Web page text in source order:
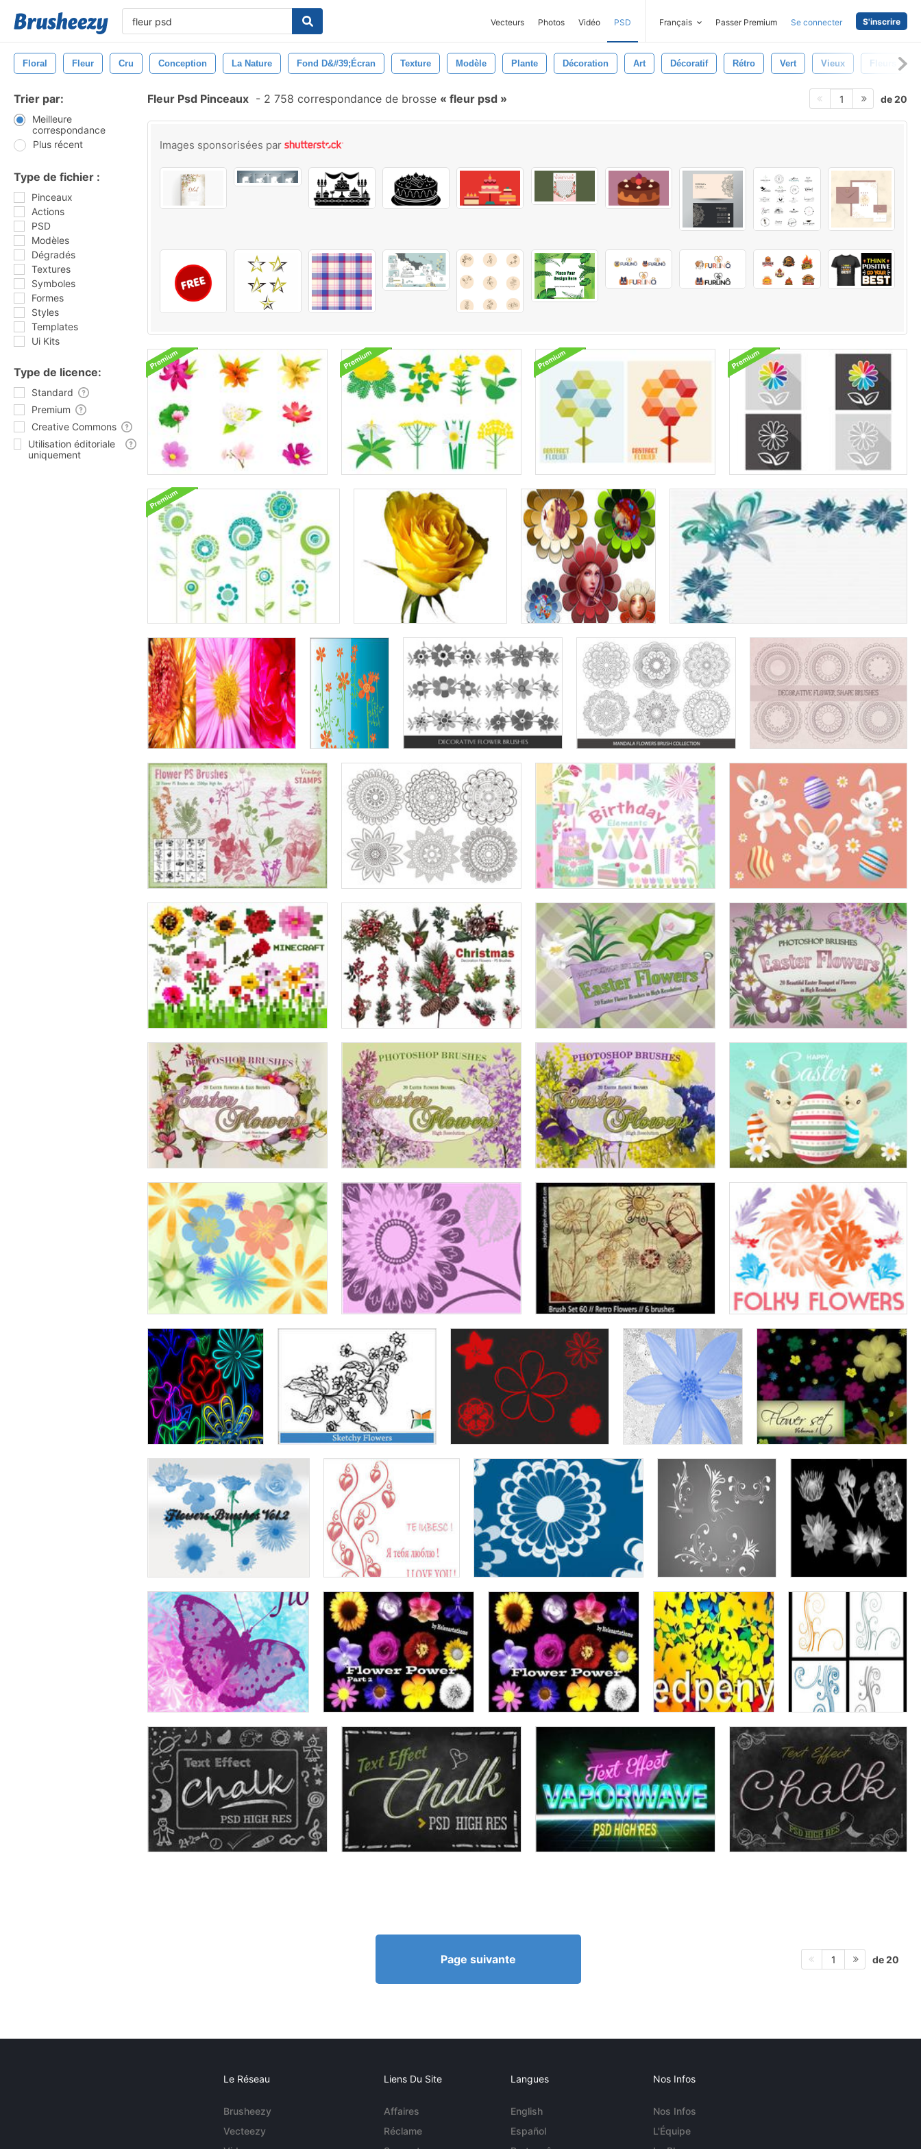
Vecteurs Photos Vidéo PSD Français Passer Premium Se connecter S'inscrire
Floral Fleur Cru Conception La Nature Fond D&#39;écran Texture Modèle Plante Décoration Art Décoratif Rétro Vert Vieux Fleurs
Trier par:
Meilleure
correspondance
Plus récent
Type de fichier :
Pinceaux
Actions
PSD
Modèles
Dégradés
Textures
Symboles
Formes
Styles
Templates
Ui Kits
Type de licence:
Standard
Premium
Creative Commons
Utilisation éditoriale
uniquement
Fleur Psd Pinceaux - 2 758 correspondance de brosse fleur psd 1 de 20
Images sponsorisées par
Page suivante 1 de 20
Le Réseau
Brusheezy
Vecteezy
Liens Du Site
Affaires
Réclame
Langues
English
Español
Nos Infos
Nos Infos
L'Équipe